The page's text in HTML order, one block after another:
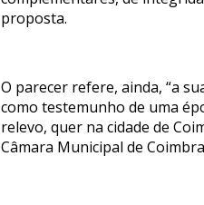
proposta.
O parecer refere, ainda, “a
como testemunho de uma
relevo, quer na cidade de
Câmara Municipal de